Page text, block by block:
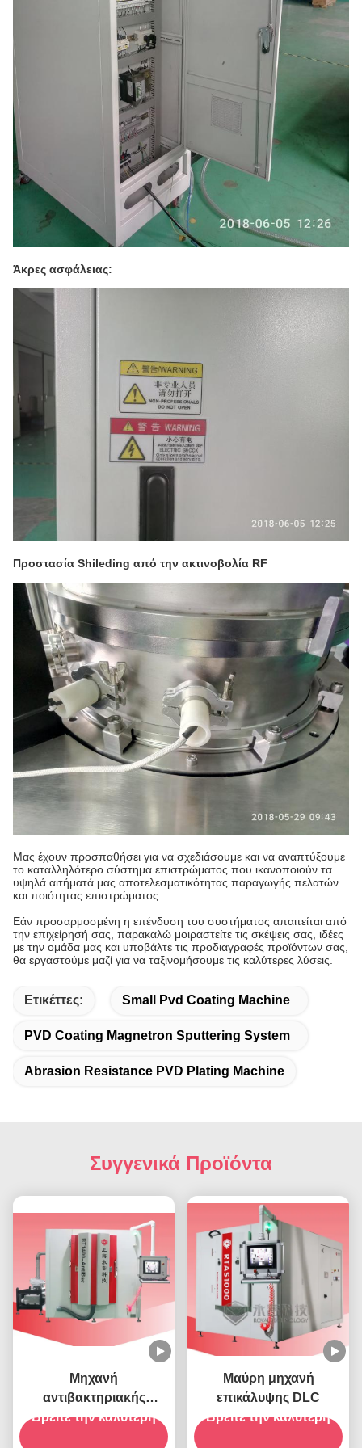
Άκρες ασφάλειας:
Προστασία Shileding από την ακτινοβολία RF
Μας έχουν προσπαθήσει για να σχεδιάσουμε και να αναπτύξουμε
το καταλληλότερο σύστημα επιστρώματος που ικανοποιούν τα
υψηλά αιτήματά μας αποτελεσματικότητας παραγωγής πελατών
και ποιότητας επιστρώματος.
Εάν προσαρμοσμένη η επένδυση του συστήματος απαιτείται από
την επιχείρησή σας, παρακαλώ μοιραστείτε τις σκέψεις σας, ιδέες
με την ομάδα μας και υποβάλτε τις προδιαγραφές προϊόντων σας,
θα εργαστούμε μαζί για να ταξινομήσουμε τις καλύτερες λύσεις.
Ετικέττες: Small Pvd Coating Machine
PVD Coating Magnetron Sputtering System
Abrasion Resistance PVD Plating Machine
Συγγενικά Προϊόντα
Μηχανή
αντιβακτηριακής
επικάλυψης PVD-
Βρείτε την καλύτερη
Μαύρη μηχανή
επικάλυψης DLC
Βρείτε την καλύτερη